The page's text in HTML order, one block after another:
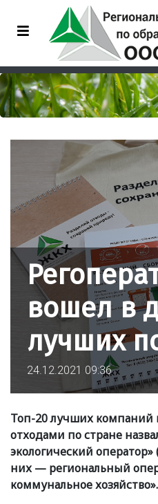
вошел в
лучших
24.12.2021 09:36
Топ-20 лучших компаний
отходами по стране
экологический оператор»
них — региональный
коммунальное хозяйство».